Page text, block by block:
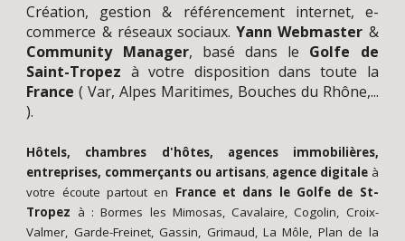
Création, gestion & référencementinternet, e-
commerce & réseaux sociaux.YannWebmaster &
Community Manager, basé dans le Golfe de
Saint-Tropez à votre disposition dans toute la
France (Var,Alpes Maritimes, Bouches du Rhône,...
).
Hôtels, chambres d'hôtes, agences immobilières,
entreprises, commerçants ou artisans, agence digitaleà
votre écoute partout en Franceet dans le Golfe de St-
Tropez à :Bormes les Mimosas,Cavalaire,Cogolin, Croix-
Valmer, Garde-Freinet,Gassin, Grimaud,La Môle, Plan de la